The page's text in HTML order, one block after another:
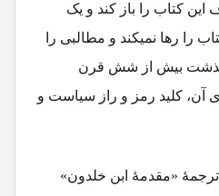
این کتاب را باز کند و یک
را رها نمیکند و مطالبی را
گذشت بیش از شش قرن
آن، کلید رمز و راز سیاست و
ترجمۀ «مقدمۀ ابن خلدون»